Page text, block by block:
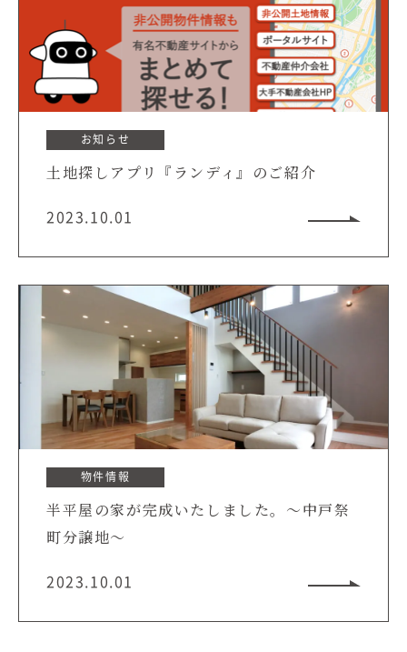
お知らせ
土地探しアプリ『ランディ』のご紹介
2023.10.01
物件情報
半平屋の家が完成いたしました。～中戸祭
町分譲地～
2023.10.01